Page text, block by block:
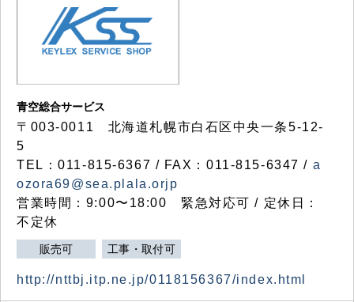
青空総合サービス
〒003-0011 北海道札幌市白石区中央一条5-12-
5
TEL：011-815-6367 / FAX：011-815-6347 / a
ozora69@sea.plala.orjp
営業時間：9:00〜18:00 緊急対応可 / 定休日：
不定休
販売可 工事・取付可
http://nttbj.itp.ne.jp/0118156367/index.html